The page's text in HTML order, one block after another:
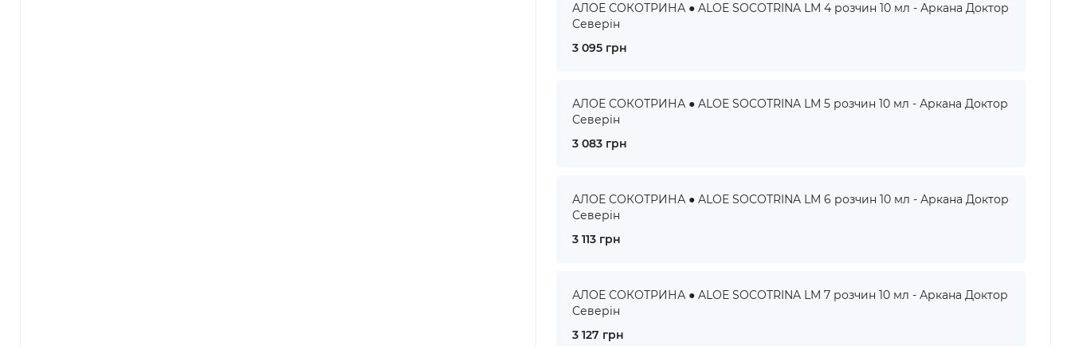
АЛОЕ СОКОТРИНА ● ALOE SOCOTRINA LM 4 розчин 10 мл - Аркана Доктор
Северін
3 095 грн
АЛОЕ СОКОТРИНА ● ALOE SOCOTRINA LM 5 розчин 10 мл - Аркана Доктор
Северін
3 083 грн
АЛОЕ СОКОТРИНА ● ALOE SOCOTRINA LM 6 розчин 10 мл - Аркана Доктор
Северін
3 113 грн
АЛОЕ СОКОТРИНА ● ALOE SOCOTRINA LM 7 розчин 10 мл - Аркана Доктор
Северін
3 127 грн